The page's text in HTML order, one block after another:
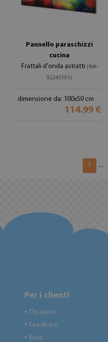
Pannello paraschizzi
cucina
Frattali d'onda astratti (#pk-
92243191)
dimensione da: 100x50 cm
114.99 €
1 ...
Per i clienti
● Chi siamo
● Feedback
● Blog